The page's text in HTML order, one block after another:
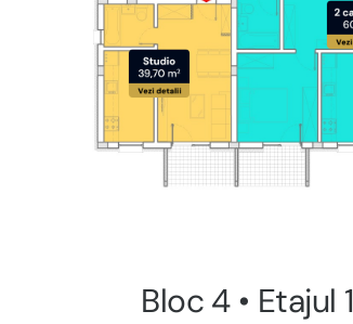
Bloc 4 • Etajul 1